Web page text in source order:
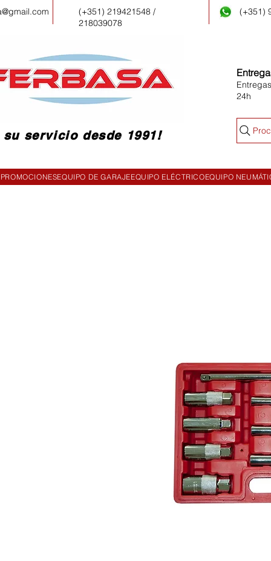
(+351) 219421548 /
218039078
(+351)
su servicio desde 1991!
24h
PROMOCIONESEQUIPO DE GARAJEEQUIPO ELÉCTRICOEQUIPO